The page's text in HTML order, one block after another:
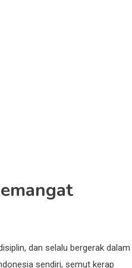
dan selalu bergerak dalam
sendiri, semut kerap